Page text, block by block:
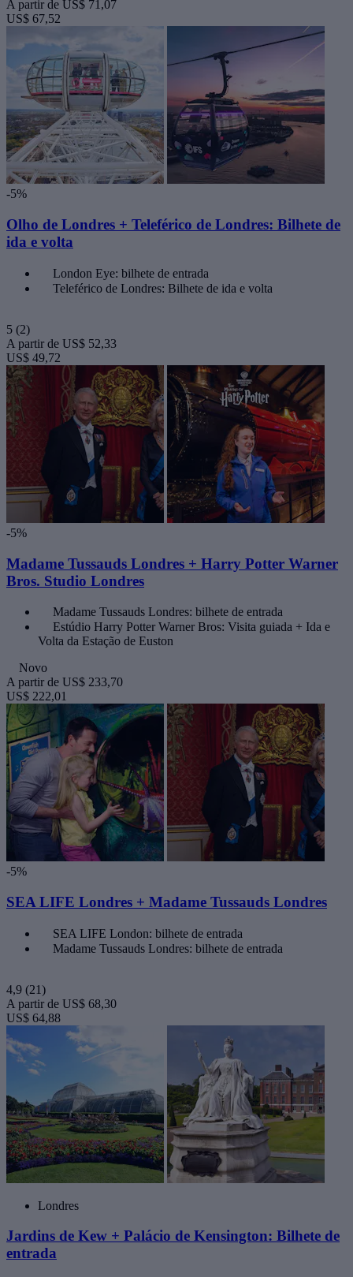
A partir de US$ 71,07
US$ 67,52
-5%
Olho de Londres + Teleférico de Londres: Bilhete de
ida e volta
London Eye: bilhete de entrada
Teleférico de Londres: Bilhete de ida e volta
5 (2)
A partir de US$ 52,33
US$ 49,72
-5%
Madame Tussauds Londres + Harry Potter Warner
Bros. Studio Londres
Madame Tussauds Londres: bilhete de entrada
Estúdio Harry Potter Warner Bros: Visita guiada + Ida e
Volta da Estação de Euston
Novo
A partir de US$ 233,70
US$ 222,01
-5%
SEA LIFE Londres + Madame Tussauds Londres
SEA LIFE London: bilhete de entrada
Madame Tussauds Londres: bilhete de entrada
4,9 (21)
A partir de US$ 68,30
US$ 64,88
Londres
Jardins de Kew + Palácio de Kensington: Bilhete de
entrada